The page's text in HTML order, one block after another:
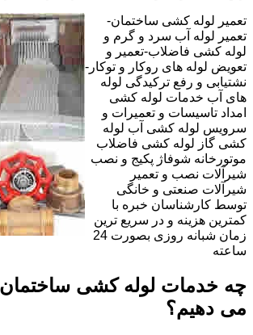
تعمیر لوله کشی ساختمان-
تعمیر لوله آب سرد و گرم و
لوله کشی فاضلاب-تعمیر و
تعویض لوله های روکار و توکار-
نشتیابی و رفع ترکیدگی لوله
های آب خدمات لوله کشی
امداد تاسیسات و تعمیرات و
سرویس لوله کشی آب لوله
کشی گاز لوله کشی فاضلاب
موتورخانه شوفاژ پکیج و نصب
شیرآلات نصب و تعمیر
شیرآلات صنعتی و خانگی
توسط کارشناسان خبره با
کمترین هزینه و در سریع ترین
زمان شبانه روزی بصورت 24
ساعته
چه خدمات لوله کشی ساختمان
می دهیم؟